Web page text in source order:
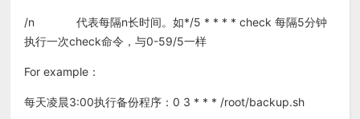
/n 代表每隔n长时间。如*/5 * * * * check 每隔5分钟
执行一次check命令，与0-59/5一样
For example：
每天凌晨3:00执行备份程序：0 3 * * * /root/backup.sh